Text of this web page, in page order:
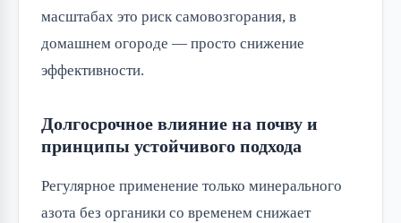
масштабах это риск самовозгорания, в
домашнем огороде — просто снижение
эффективности.
Долгосрочное влияние на почву и
принципы устойчивого подхода
Регулярное применение только минерального
азота без органики со временем снижает